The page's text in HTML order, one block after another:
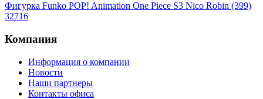
Фигурка Funko POP! Animation One Piece S3 Nico Robin (399)
32716
Компания
Информация о компании
Новости
Наши партнеры
Контакты офиса